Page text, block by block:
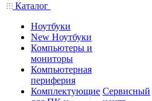
Каталог
Ноутбуки
New Ноутбуки
Компьютеры и
мониторы
Компьютерная
периферия
Комплектующие Сервисный